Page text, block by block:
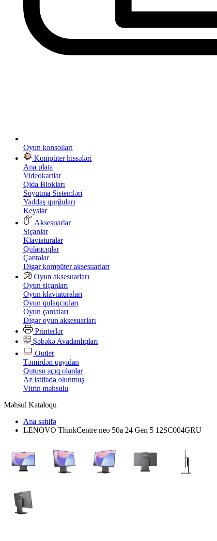
Oyun konsolları
Kompüter hissələri
Ana plata
Videokartlar
Qida Blokları
Soyutma Sistemləri
Yaddaş qurğuları
Keyslər
Aksesuarlar
Siçanlar
Klaviaturalar
Qulaqcıqlar
Çantalar
Digər kompüter aksesuarları
Oyun aksesuarları
Oyun siçanları
Oyun klaviaturaları
Oyun qulaqcıqları
Oyun çantaları
Digər oyun aksesuarları
Printerlər
Şəbəkə Avadanlıqları
Outlet
Təmirdən qayıdan
Qutusu açıq olanlar
Az istifadə olunmuş
Vitrin məhsulu
Məhsul Kataloqu
Ana səhifə
LENOVO ThinkCentre neo 50a 24 Gen 5 12SC004GRU